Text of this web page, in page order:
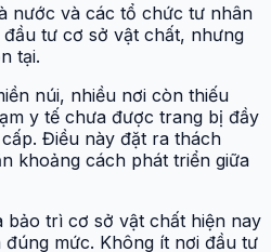
nước và các tổ chức tư nhân
tư cơ sở vật chất, nhưng
tại.
núi, nhiều nơi còn thiếu
y tế chưa được trang bị đầy
Điều này đặt ra thách
khoảng cách phát triển giữa
bảo trì cơ sở vật chất hiện nay
mức. Không ít nơi đầu tư